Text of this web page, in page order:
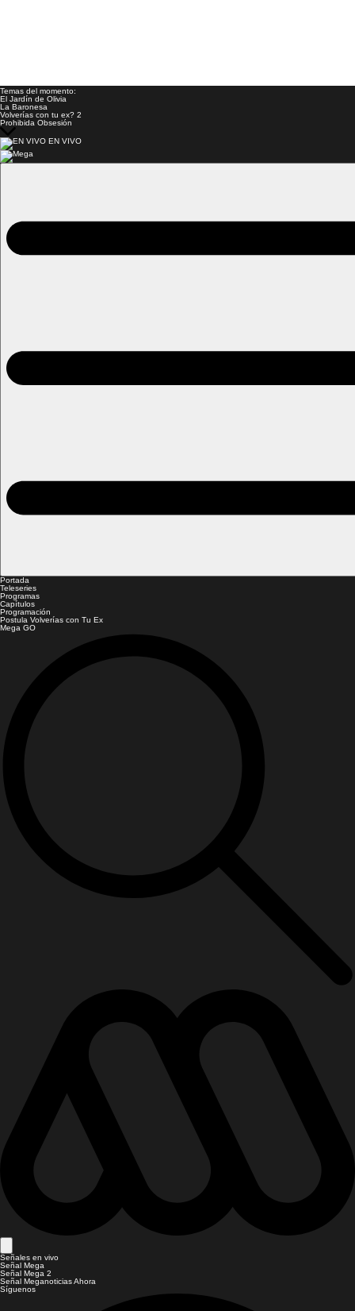
Temas del momento:
El Jardín de Olivia
La Baronesa
Volverías con tu ex? 2
Prohibida Obsesión
EN VIVO
Portada
Teleseries
Programas
Capítulos
Programación
Postula Volverías con Tu Ex
Mega GO
Señales en vivo
Señal Mega
Señal Mega 2
Señal Meganoticias Ahora
Síguenos